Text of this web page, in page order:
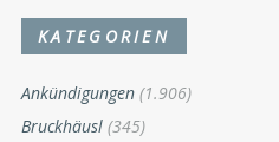
KATEGORIEN
Ankündigungen (1.906)
Bruckhäusl (345)